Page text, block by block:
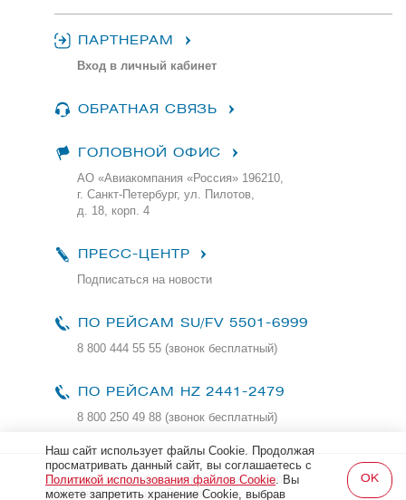
ПАРТНЕРАМ
Вход в личный кабинет
ОБРАТНАЯ СВЯЗЬ
ГОЛОВНОЙ ОФИС
АО «Авиакомпания «Россия» 196210,
г. Санкт-Петербург, ул. Пилотов,
д. 18, корп. 4
ПРЕСС-ЦЕНТР
Подписаться на новости
ПО РЕЙСАМ SU/FV 5501-6999
8 800 444 55 55 (звонок бесплатный)
ПО РЕЙСАМ HZ 2441-2479
8 800 250 49 88 (звонок бесплатный)
Все права защищены и охраняются законом
2026, Авиакомпания «Россия»
Наш сайт использует файлы Cookie. Продолжая
просматривать данный сайт, вы соглашаетесь с
Политикой использования файлов Cookie. Вы
можете запретить хранение Cookie, выбрав